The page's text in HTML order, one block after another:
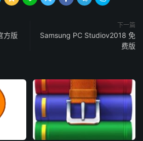
方版
下一篇
Samsung PC Studiov2018 免
费版